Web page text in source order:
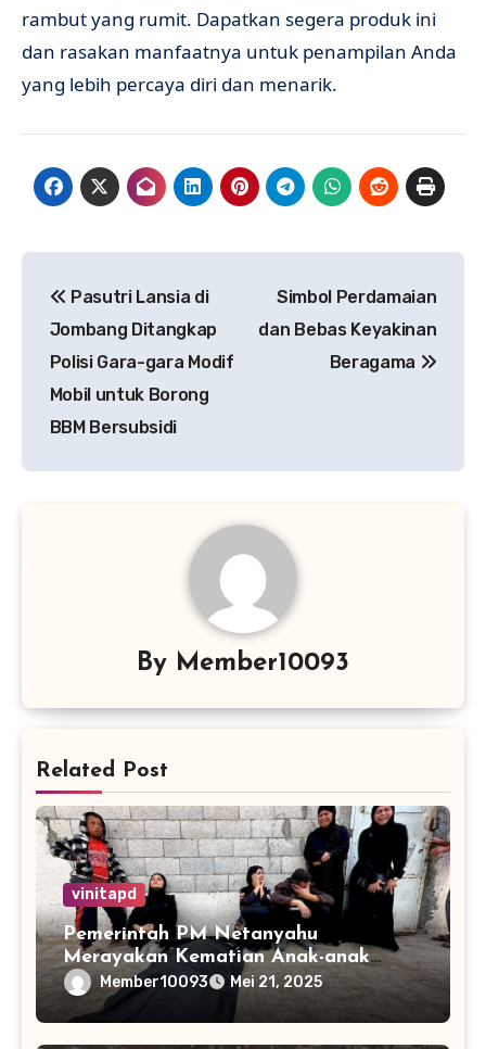
rambut yang rumit. Dapatkan segera produk ini
dan rasakan manfaatnya untuk penampilan Anda
yang lebih percaya diri dan menarik.
pos
Pasutri Lansia di
Jombang Ditangkap
Polisi Gara-gara Modif
Mobil untuk Borong
BBM Bersubsidi
Simbol Perdamaian
dan Bebas Keyakinan
Beragama
By Member10093
Related Post
vinitapd
Pemerintah PM Netanyahu
Merayakan Kematian Anak-anak
GazaMember10093 Mei 21, 2025